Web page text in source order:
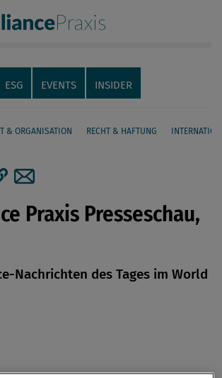
Praxis
ESG EVENTS INSIDER
& ORGANISATION RECHT & HAFTUNG
teilen
linkedIn teilen
auf Facebook teilen
kopieren
Artikel per Mail teilen
Praxis Presseschau,
Nachrichten des Tages im World